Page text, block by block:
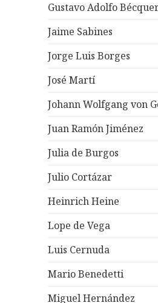
Gustavo Adolfo
Jaime Sabines
Jorge Luis Borges
José Martí
Johann Wolfgang von
Juan Ramón Jiménez
Julia de Burgos
Julio Cortázar
Heinrich Heine
Lope de Vega
Luis Cernuda
Mario Benedetti
Miguel Hernández